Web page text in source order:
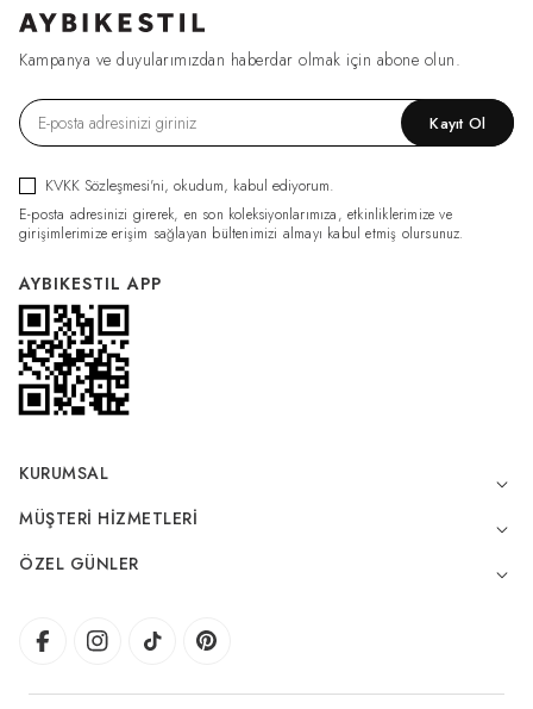
Kampanya ve duyularımızdan haberdar olmak için abone olun.
Kayıt Ol
KVKK Sözleşmesi'ni, okudum, kabul ediyorum.
E-posta adresinizi girerek, en son koleksiyonlarımıza, etkinliklerimize ve
girişimlerimize erişim sağlayan bültenimizi almayı kabul etmiş olursunuz.
AYBIKESTIL APP
KURUMSAL
MÜŞTERI HIZMETLERI
ÖZEL GÜNLER